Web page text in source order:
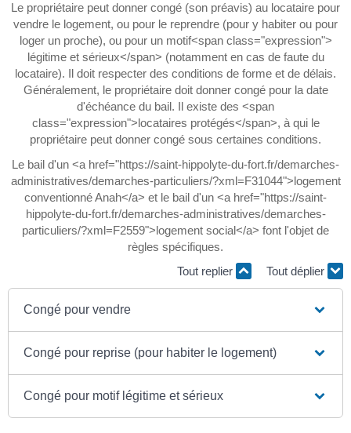
Le propriétaire peut donner congé (son préavis) au locataire pour
vendre le logement, ou pour le reprendre (pour y habiter ou pour
loger un proche), ou pour un motif<span class="expression">
légitime et sérieux</span> (notamment en cas de faute du
locataire). Il doit respecter des conditions de forme et de délais.
Généralement, le propriétaire doit donner congé pour la date
d'échéance du bail. Il existe des <span
class="expression">locataires protégés</span>, à qui le
propriétaire peut donner congé sous certaines conditions.
Le bail d'un <a href="https://saint-hippolyte-du-fort.fr/demarches-
administratives/demarches-particuliers/?xml=F31044">logement
conventionné Anah</a> et le bail d'un <a href="https://saint-
hippolyte-du-fort.fr/demarches-administratives/demarches-
particuliers/?xml=F2559">logement social</a> font l'objet de
règles spécifiques.
Tout replier
Tout déplier
Congé pour vendre
Congé pour reprise (pour habiter le logement)
Congé pour motif légitime et sérieux